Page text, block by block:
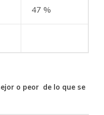
47 %
o peor de lo que se